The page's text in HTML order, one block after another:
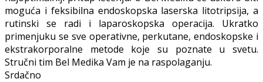
moguća i feksibilna endoskopska laserska litotripsija, a
rutinski se radi i laparoskopska operacija. Ukratko
primenjuku se sve operativne, perkutane, endoskopske i
ekstrakorporalne metode koje su poznate u svetu.
Stručni tim Bel Medika Vam je na raspolaganju.
Srdačno